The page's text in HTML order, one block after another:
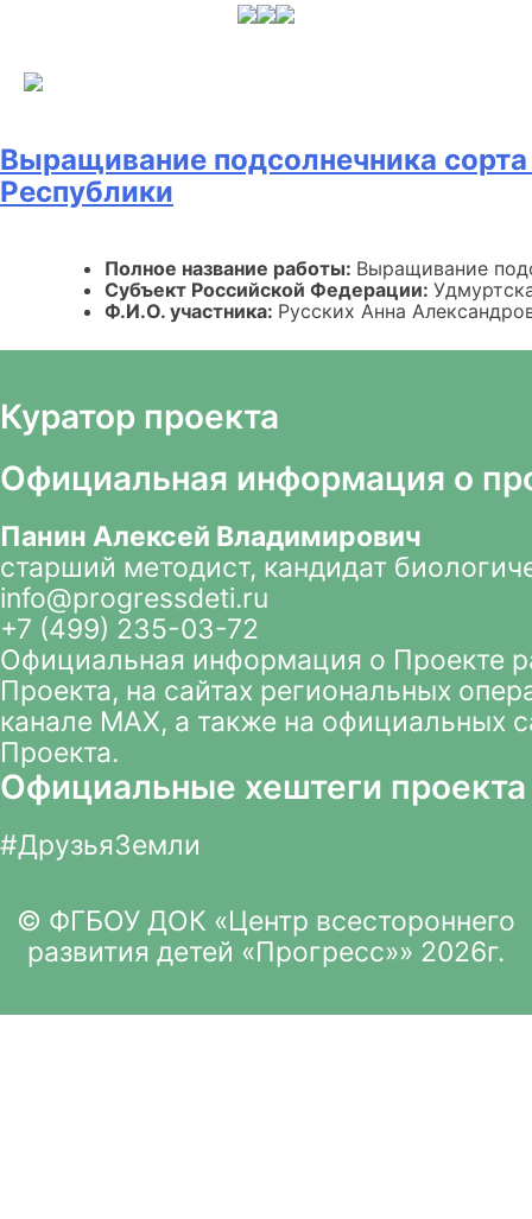
Выращивание подсолнечника
Республики
Полное название работы: Выращивание
Субъект Российской Федерации:
Ф.И.О. участника: Русских Анна
Куратор проекта
Официальная информация о
Панин Алексей Владимирович
старший методист, кандидат
info@progressdeti.ru
+7 (499) 235-03-72
Официальная информация о Проекте
Проекта, на сайтах региональных
канале MAX, а также на официальных
Проекта.
Официальные хештеги проекта
#ДрузьяЗемли
© ФГБОУ ДОК «Центр всестороннего
развития детей «Прогресс»» 2026г.